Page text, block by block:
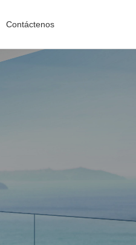
Contáctenos